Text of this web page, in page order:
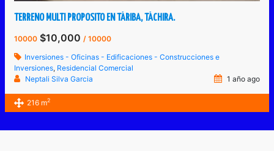
TERRENO MULTI PROPOSITO EN TÁRIBA, TÁCHIRA.
10000 $10,000 / 10000
Inversiones - Oficinas - Edificaciones - Construcciones e
Inversiones, Residencial Comercial
Neptali Silva Garcia
1 año ago
216 m2